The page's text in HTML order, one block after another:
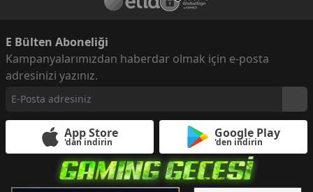
E Bülten Aboneliği
Kampanyalarımızdan haberdar olmak için e-posta
adresinizi yazınız.
App Store
'dan indirin
Google Play
'den indirin